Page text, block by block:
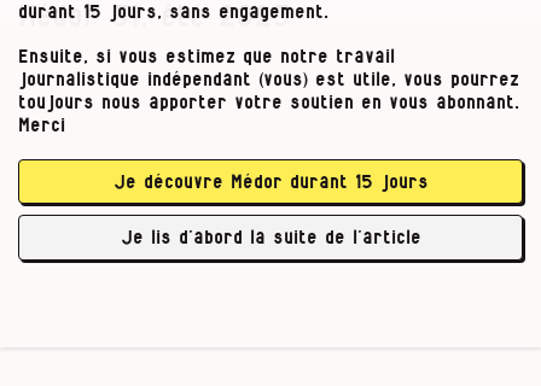
Médor 31, été 2023
À Antoing (Hainaut), c’est un projet à 125
millions d’euros qui faisait débat depuis
l’origine.
Médor
resort créé par le prince de Ligne, en plein
cœur d’un espace naturel préservé, lancé
malgré une contestation citoyenne… qui avait
fini par s’essouffler. Ce « rêve » du prince, …
durant 15 jours, sans engagement.
Ensuite, si vous estimez que notre travail
journalistique indépendant (vous) est utile, vous pourrez
toujours nous apporter votre soutien en vous abonnant.
Merci
Je découvre Médor durant 15 jours
Je lis d’abord la suite de l’article